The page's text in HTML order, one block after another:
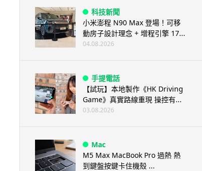
科技新聞
小米澎程 N90 Max 登場！可移
動房子設計理念 + 增程引擎 17...
04.08.2026
手提電話
【試玩】本地製作《HK Driving
Game》真實路線重現 操控有...
03.08.2026
Mac
M5 Max MacBook Pro 過熱 熱
到鍵盤按鍵卡住機殼 ...